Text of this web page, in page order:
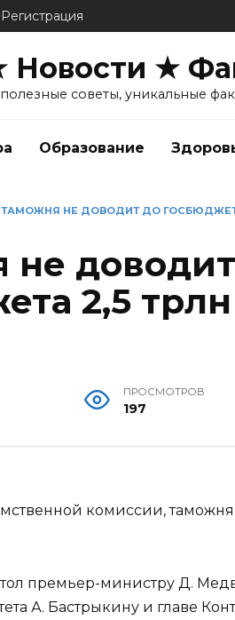
Новости ★
советы, уникальные
Образование
ТАМОЖНЯ НЕ ДОВОДИТ ДО
не
2,5
ПРОСМОТРОВ
197
комиссии, таможня
стол премьер-министру Д.
А. Бастрыкину и главе
Регистрация